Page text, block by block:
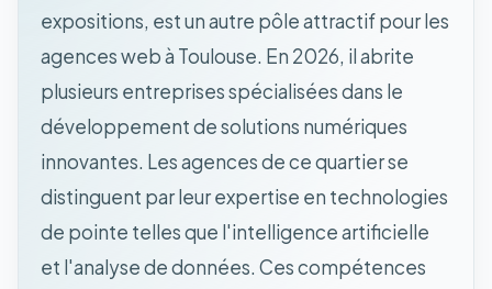
expositions, est un autre pôle attractif pour les
agences web à Toulouse. En 2026, il abrite
plusieurs entreprises spécialisées dans le
développement de solutions numériques
innovantes. Les agences de ce quartier se
distinguent par leur expertise en technologies
de pointe telles que l'intelligence artificielle
et l'analyse de données. Ces compétences